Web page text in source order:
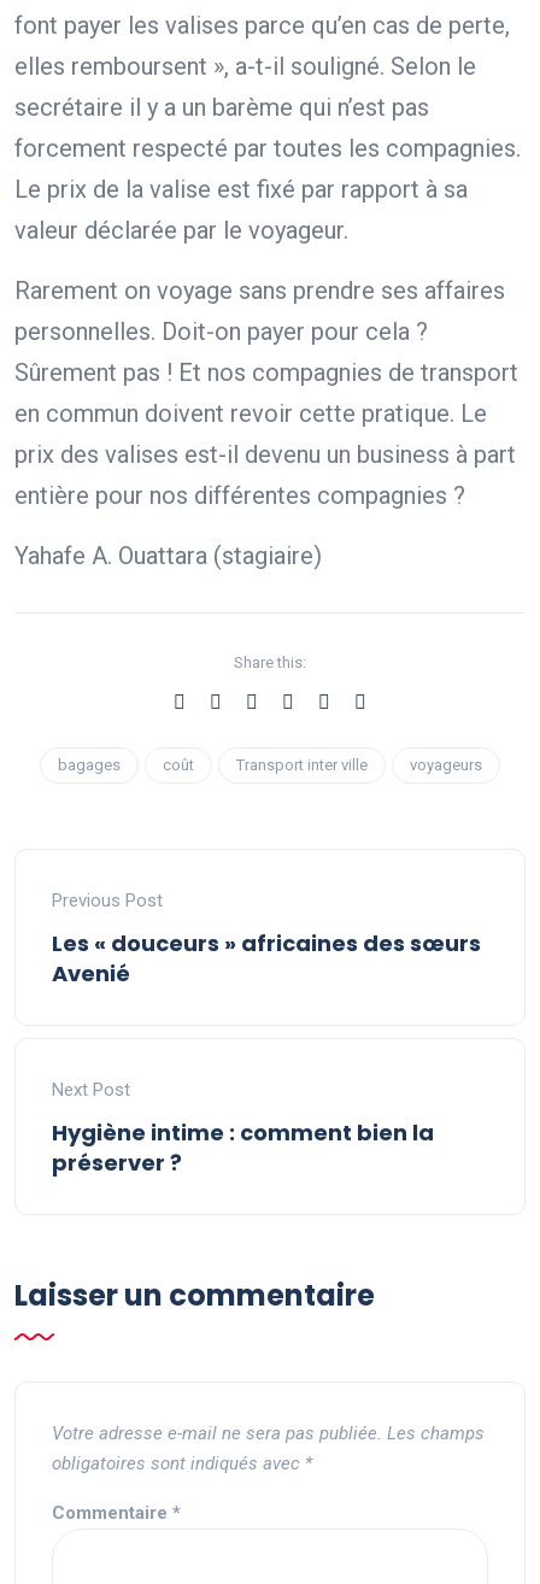
font payer les valises parce qu’en cas de perte,
elles remboursent », a-t-il souligné. Selon le
secrétaire il y a un barème qui n’est pas
forcement respecté par toutes les compagnies.
Le prix de la valise est fixé par rapport à sa
valeur déclarée par le voyageur.
Rarement on voyage sans prendre ses affaires
personnelles. Doit-on payer pour cela ?
Sûrement pas ! Et nos compagnies de transport
en commun doivent revoir cette pratique. Le
prix des valises est-il devenu un business à part
entière pour nos différentes compagnies ?
Yahafe A. Ouattara (stagiaire)
Share this:
bagages coût Transport inter ville voyageurs
Previous Post
Les « douceurs » africaines des sœurs
Avenié
Next Post
Hygiène intime : comment bien la
préserver ?
Laisser un commentaire
Votre adresse e-mail ne sera pas publiée. Les champs
obligatoires sont indiqués avec *
Commentaire *